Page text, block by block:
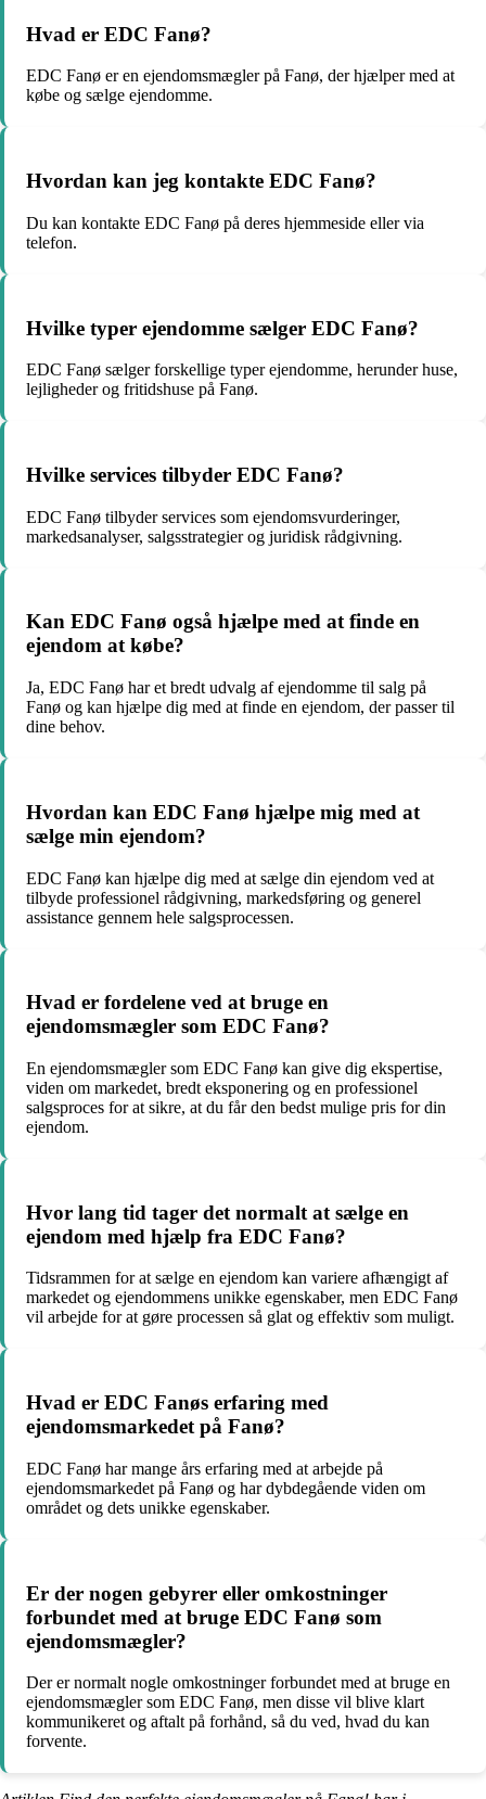
Hvad er EDC Fanø?
EDC Fanø er en ejendomsmægler på Fanø, der hjælper med at
købe og sælge ejendomme.
Hvordan kan jeg kontakte EDC Fanø?
Du kan kontakte EDC Fanø på deres hjemmeside eller via
telefon.
Hvilke typer ejendomme sælger EDC Fanø?
EDC Fanø sælger forskellige typer ejendomme, herunder huse,
lejligheder og fritidshuse på Fanø.
Hvilke services tilbyder EDC Fanø?
EDC Fanø tilbyder services som ejendomsvurderinger,
markedsanalyser, salgsstrategier og juridisk rådgivning.
Kan EDC Fanø også hjælpe med at finde en
ejendom at købe?
Ja, EDC Fanø har et bredt udvalg af ejendomme til salg på
Fanø og kan hjælpe dig med at finde en ejendom, der passer til
dine behov.
Hvordan kan EDC Fanø hjælpe mig med at
sælge min ejendom?
EDC Fanø kan hjælpe dig med at sælge din ejendom ved at
tilbyde professionel rådgivning, markedsføring og generel
assistance gennem hele salgsprocessen.
Hvad er fordelene ved at bruge en
ejendomsmægler som EDC Fanø?
En ejendomsmægler som EDC Fanø kan give dig ekspertise,
viden om markedet, bredt eksponering og en professionel
salgsproces for at sikre, at du får den bedst mulige pris for din
ejendom.
Hvor lang tid tager det normalt at sælge en
ejendom med hjælp fra EDC Fanø?
Tidsrammen for at sælge en ejendom kan variere afhængigt af
markedet og ejendommens unikke egenskaber, men EDC Fanø
vil arbejde for at gøre processen så glat og effektiv som muligt.
Hvad er EDC Fanøs erfaring med
ejendomsmarkedet på Fanø?
EDC Fanø har mange års erfaring med at arbejde på
ejendomsmarkedet på Fanø og har dybdegående viden om
området og dets unikke egenskaber.
Er der nogen gebyrer eller omkostninger
forbundet med at bruge EDC Fanø som
ejendomsmægler?
Der er normalt nogle omkostninger forbundet med at bruge en
ejendomsmægler som EDC Fanø, men disse vil blive klart
kommunikeret og aftalt på forhånd, så du ved, hvad du kan
forvente.